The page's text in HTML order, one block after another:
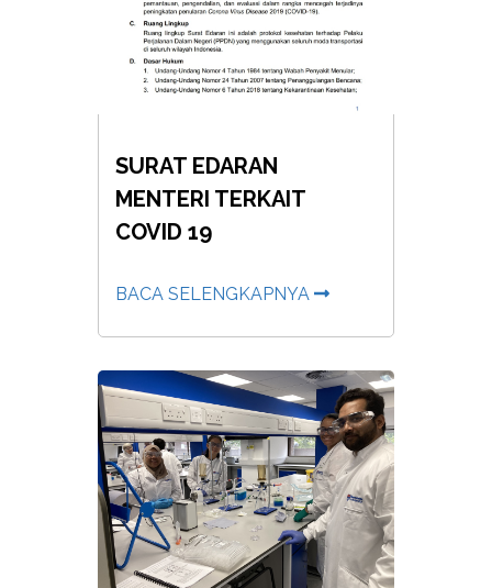
SURAT EDARAN
MENTERI TERKAIT
COVID 19
BACA SELENGKAPNYA